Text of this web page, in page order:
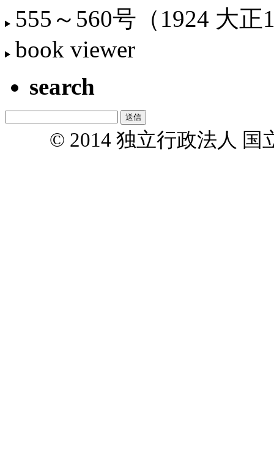
555～560号（1924 大正
book viewer
search
© 2014 独立行政法人 国